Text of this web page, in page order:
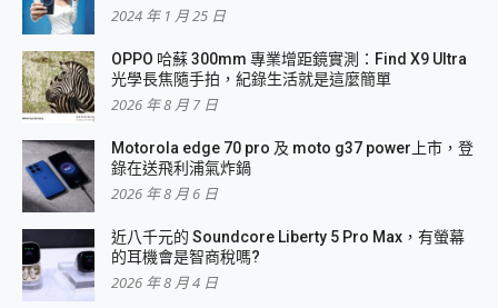
2024 年 1 月 25 日
OPPO 哈蘇 300mm 專業增距鏡實測：Find X9 Ultra
光學長焦隨手拍，紀錄生活就是這麼簡單
2026 年 8 月 7 日
Motorola edge 70 pro 及 moto g37 power上市，登
錄在送飛利浦氣炸鍋
2026 年 8 月 6 日
近八千元的 Soundcore Liberty 5 Pro Max，有螢幕
的耳機會是智商稅嗎?
2026 年 8 月 4 日